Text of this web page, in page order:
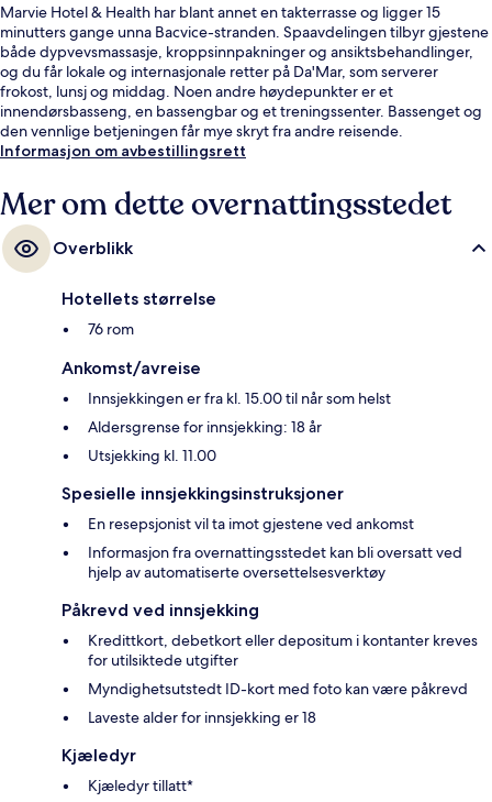
Marvie Hotel & Health har blant annet en takterrasse og ligger 15
minutters gange unna Bacvice-stranden. Spaavdelingen tilbyr gjestene
både dypvevsmassasje, kroppsinnpakninger og ansiktsbehandlinger,
og du får lokale og internasjonale retter på Da'Mar, som serverer
frokost, lunsj og middag. Noen andre høydepunkter er et
innendørsbasseng, en bassengbar og et treningssenter. Bassenget og
den vennlige betjeningen får mye skryt fra andre reisende.
Informasjon om avbestillingsrett
Mer om dette overnattingsstedet
Overblikk
Hotellets størrelse
76 rom
Ankomst/avreise
Innsjekkingen er fra kl. 15.00 til når som helst
Aldersgrense for innsjekking: 18 år
Utsjekking kl. 11.00
Spesielle innsjekkingsinstruksjoner
En resepsjonist vil ta imot gjestene ved ankomst
Informasjon fra overnattingsstedet kan bli oversatt ved
hjelp av automatiserte oversettelsesverktøy
Påkrevd ved innsjekking
Kredittkort, debetkort eller depositum i kontanter kreves
for utilsiktede utgifter
Myndighetsutstedt ID-kort med foto kan være påkrevd
Laveste alder for innsjekking er 18
Kjæledyr
Kjæledyr tillatt*